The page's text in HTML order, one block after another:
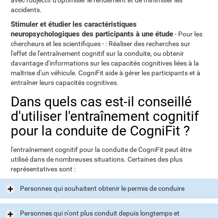
accidents.
Stimuler et étudier les caractéristiques
neuropsychologiques des participants à une étude- Pour les
chercheurs et les scientifiques - : Réaliser des recherches sur
l'effet de l'entraînement cognitif sur la conduite, ou obtenir
davantage d'informations sur les capacités cognitives liées à la
maîtrise d'un véhicule. CogniFit aide à gérer les participants et à
entraîner leurs capacités cognitives.
Dans quels cas est-il conseillé
d'utiliser l'entraînement cognitif
pour la conduite de CogniFit ?
l'entraînement cognitif pour la conduite de CogniFit peut être
utilisé dans de nombreuses situations. Certaines des plus
représentatives sont :
Personnes qui souhaitent obtenir le permis de conduire
Personnes qui n'ont plus conduit depuis longtemps et